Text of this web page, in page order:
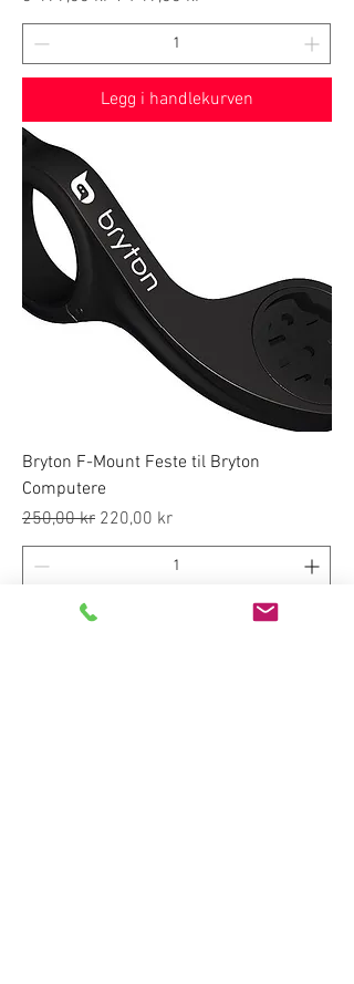
Legg i handlekurven
Bryton F-Mount Feste til Bryton
Computere
Regular Price
250,00 kr Sale Price
220,00 kr
Legg i handlekurven